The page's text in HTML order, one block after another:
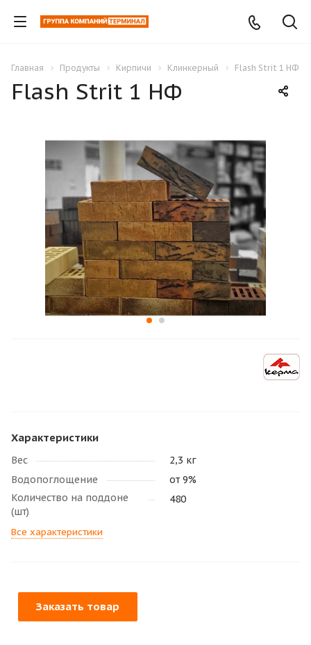
Главная Продукты Кирпичи Клинкерный Flash Strit 1 НФ
Flash Strit 1 НФ
Характеристики
Вес
2,3 кг
Водопоглощение
от 9%
Количество на поддоне
(шт)
480
Все характеристики
Заказать товар